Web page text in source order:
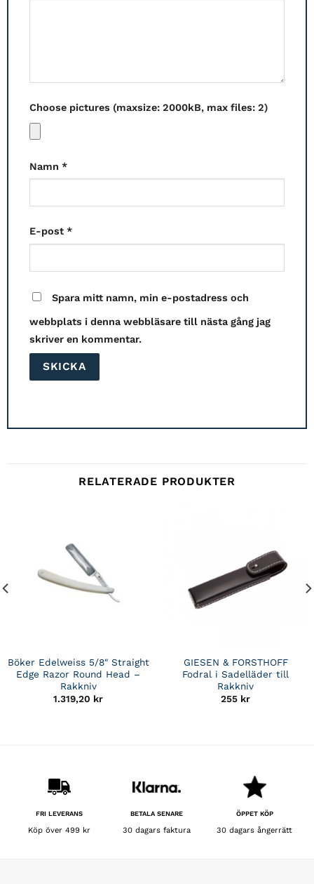
Choose pictures (maxsize: 2000kB, max files: 2)
Namn *
E-post *
Spara mitt namn, min e-postadress och
webbplats i denna webbläsare till nästa gång jag
skriver en kommentar.
RELATERADE PRODUKTER
Böker Edelweiss 5/8″ Straight
Edge Razor Round Head –
Rakkniv
1.319,20 kr
GIESEN & FORSTHOFF
Fodral i Sadelläder till
Rakkniv
255 kr
FRI LEVERANS
Köp över 499 kr
BETALA SENARE
30 dagars faktura
ÖPPET KÖP
30 dagars ångerrätt